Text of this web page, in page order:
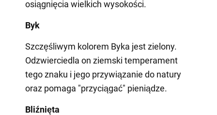
osiągnięcia wielkich wysokości.
Byk
Szczęśliwym kolorem Byka jest zielony.
Odzwierciedla on ziemski temperament
tego znaku i jego przywiązanie do natury
oraz pomaga "przyciągać" pieniądze.
Bliźnięta